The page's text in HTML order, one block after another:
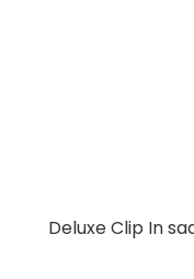
Deluxe Clip In